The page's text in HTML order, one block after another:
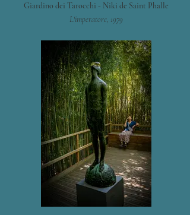
Giardino dei Tarocchi - Niki de Saint Phalle
L'imperatore, 1979